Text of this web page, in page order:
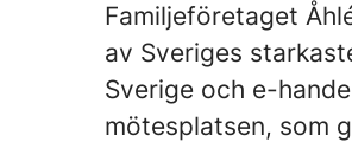
Familjeföretaget
av Sveriges
Sverige och e-
mötesplatsen, som